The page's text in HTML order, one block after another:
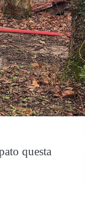
questa